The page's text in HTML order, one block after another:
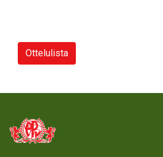
Ottelulista